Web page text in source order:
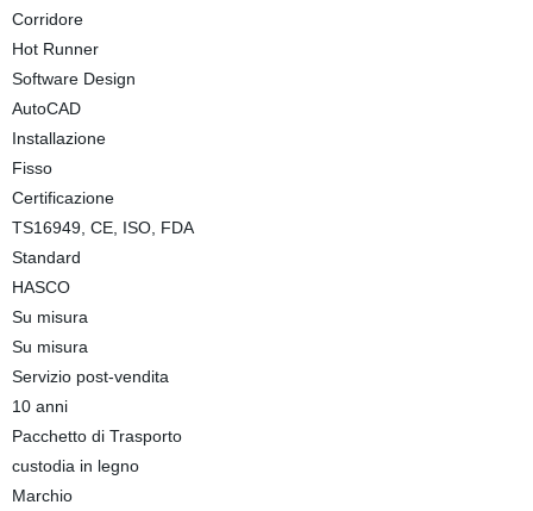
Corridore
Hot Runner
Software Design
AutoCAD
Installazione
Fisso
Certificazione
TS16949, CE, ISO, FDA
Standard
HASCO
Su misura
Su misura
Servizio post-vendita
10 anni
Pacchetto di Trasporto
custodia in legno
Marchio